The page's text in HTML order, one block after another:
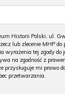
Historii Polski, ul.
lub zlecenie MHP
wyrażenia tej zgody
na zgodność z
przysługuje mi prawo
przetwarzania.